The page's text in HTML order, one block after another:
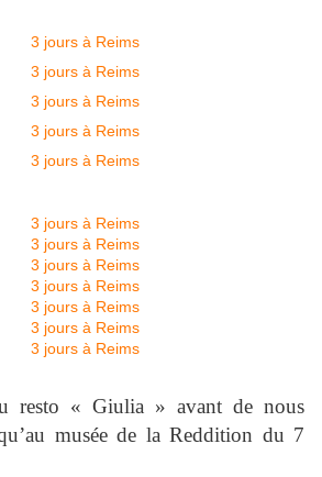
resto « Giulia » avant de nous
musée de la Reddition du 7